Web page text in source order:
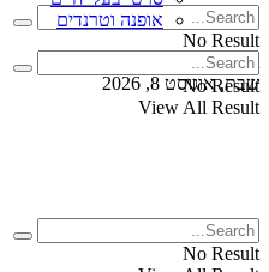
No Result
View All Result
שבת, אוגוסט 8, 2026
אופנה וטרנדים
No Result
View All Result
No Result